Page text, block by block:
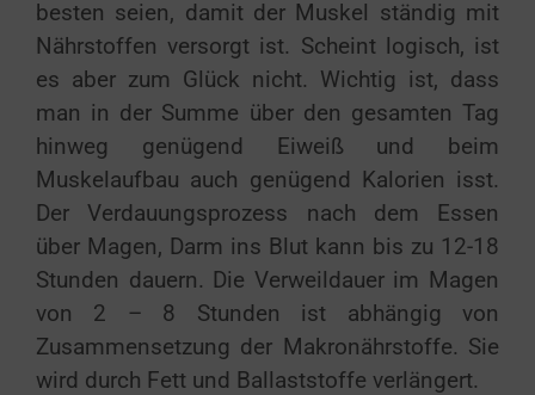
besten seien, damit der Muskel ständig mit
Nährstoffen versorgt ist. Scheint logisch, ist
es aber zum Glück nicht. Wichtig ist, dass
man in der Summe über den gesamten Tag
hinweg genügend Eiweiß und beim
Muskelaufbau auch genügend Kalorien isst.
Der Verdauungsprozess nach dem Essen
über Magen, Darm ins Blut kann bis zu 12-18
Stunden dauern. Die Verweildauer im Magen
von 2 – 8 Stunden ist abhängig von
Zusammensetzung der Makronährstoffe. Sie
wird durch Fett und Ballaststoffe verlängert.